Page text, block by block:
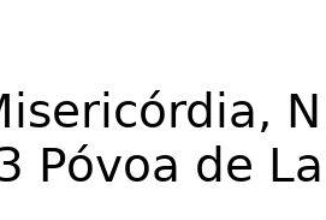
Póvoa de